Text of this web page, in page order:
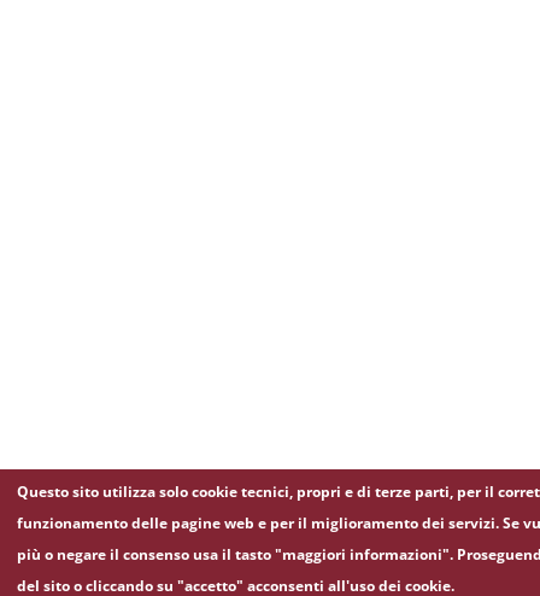
Questo sito utilizza solo cookie tecnici, propri e di terze parti, per il
funzionamento delle pagine web e per il miglioramento dei servizi. Se
più o negare il consenso usa il tasto "maggiori informazioni".
del sito o cliccando su "accetto" acconsenti all'uso dei cookie.